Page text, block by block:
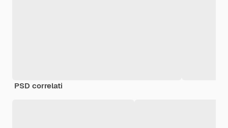
PSD correlati